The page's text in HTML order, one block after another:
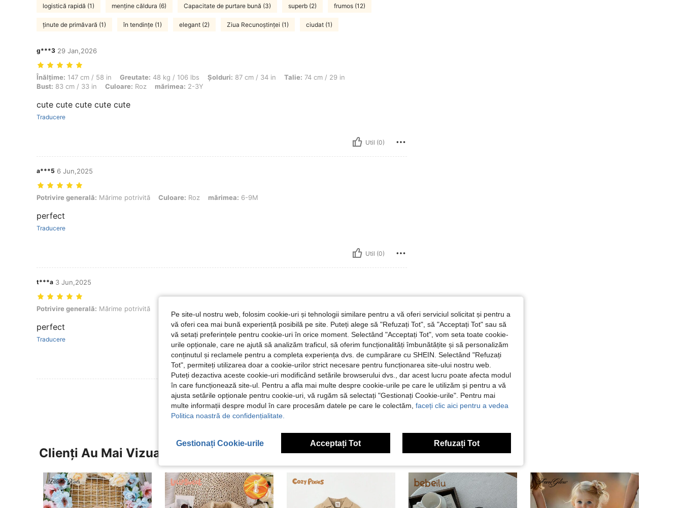
logistică rapidă (1) menține căldura (6) Capacitate de purtare bună (3) superb (2) frumos (12)
ținute de primăvară (1) în tendințe (1) elegant (2) Ziua Recunoștinței (1) ciudat (1)
g***3 29 Jan,2026
Înălţime: 147 cm / 58 in, Greutate: 48 kg / 106 lbs, Șolduri: 87 cm / 34 in, Talie: 74 cm / 29 in, Bust: 83 cm / 33 in, Culoare: Roz, mărimea: 2-3Y
Înălţime: 147 cm / 58 in Greutate: 48 kg / 106 lbs Șolduri: 87 cm / 34 in Talie: 74 cm / 29 in
Bust: 83 cm / 33 in Culoare: Roz mărimea: 2-3Y
cute cute cute cute cute
Traducere
Util (0)
a***5 6 Jun,2025
Potrivire generală: Mărime potrivită, Culoare: Roz, mărimea: 6-9M
Potrivire generală: Mărime potrivită Culoare: Roz mărimea: 6-9M
perfect
Traducere
Util (0)
t***a 3 Jun,2025
Potrivire generală: Mărime potrivită, Culoare: Caisă, mărimea: 6-9M
Potrivire generală: Mărime potrivită
perfect
Traducere
Util (0)
Vezi Mai Multe Recenzii
Clienți Au Mai Vizualizat
Pe site-ul nostru web, folosim cookie-uri și tehnologii similare pentru a vă oferi serviciul solicitat și pentru a
vă oferi cea mai bună experiență posibilă pe site. Puteți alege să "Refuzați Tot", să "Acceptați Tot" sau să
vă setați preferințele pentru cookie-uri în orice moment. Selectând "Acceptați Tot", vom seta toate cookie-
urile opționale, care ne ajută să analizăm traficul, să oferim funcționalități îmbunătățite și să personalizăm
conținutul și reclamele pentru a completa experiența dvs. de cumpărare cu SHEIN. Selectând "Refuzați
Tot", permiteți utilizarea doar a cookie-urilor strict necesare pentru funcționarea site-ului nostru web.
Puteți dezactiva aceste cookie-uri modificând setările browserului dvs., dar acest lucru poate afecta modul
în care funcționează site-ul. Pentru a afla mai multe despre cookie-urile pe care le utilizăm și pentru a vă
ajusta setările opționale pentru cookie-uri, vă rugăm să selectați "Gestionați Cookie-urile". Pentru mai
multe informații despre modul în care procesăm datele pe care le colectăm, faceți clic aici pentru a vedea
Politica noastră de confidențialitate.
Gestionați Cookie-urile Acceptați Tot Refuzați Tot